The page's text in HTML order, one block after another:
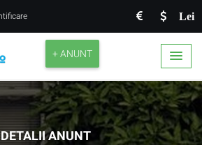
Lei
+ ANUNT
DETALII ANUNT